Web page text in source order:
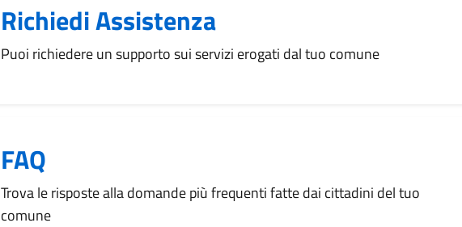
Richiedi Assistenza
Puoi richiedere un supporto sui servizi erogati dal tuo comune
FAQ
Trova le risposte alla domande più frequenti fatte dai cittadini del tuo
comune